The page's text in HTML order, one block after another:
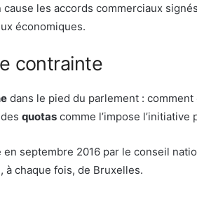
les accords commerciaux
économiques.
contrainte
dans le pied du parlement :
quotas comme l’impose l’initiative
septembre 2016 par le conseil
à chaque fois, de Bruxelles.